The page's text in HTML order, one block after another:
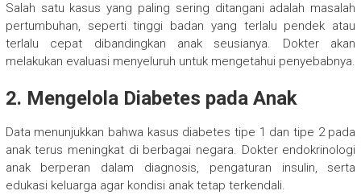
Salah satu kasus yang paling sering ditangani adalah masalah
pertumbuhan, seperti tinggi badan yang terlalu pendek atau
terlalu cepat dibandingkan anak seusianya. Dokter akan
melakukan evaluasi menyeluruh untuk mengetahui penyebabnya.
2. Mengelola Diabetes pada Anak
Data menunjukkan bahwa kasus diabetes tipe 1 dan tipe 2 pada
anak terus meningkat di berbagai negara. Dokter endokrinologi
anak berperan dalam diagnosis, pengaturan insulin, serta
edukasi keluarga agar kondisi anak tetap terkendali.